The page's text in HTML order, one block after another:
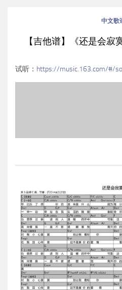
中文歌
【吉他谱】《还是会寂
试听： https://music.163.com/#/